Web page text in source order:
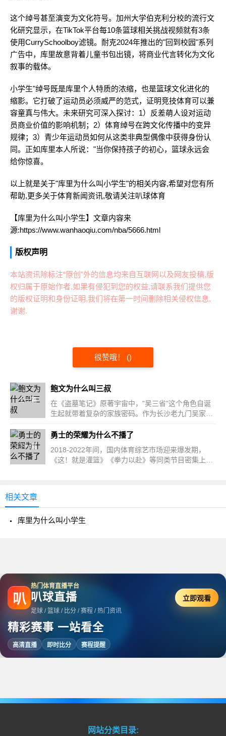
这个绰号甚至演变为文化符号。加州大学伯克利分校的流行文
化研究显示，在TikTok平台每10条篮球相关挑战视频就有3条
使用CurrySchoolboy滤镜。耐克2024年推出的"回到校园"系列
广告中，库里故意背着儿童书包出镜，将商业代言转化为文化
叙事的载体。
小学生"绰号既是库里个人特质的浓缩，也是篮球文化进化的
缩影。它打破了运动员必须威严的范式，证明竞技体育可以兼
容童真与伟大。未来研究可深入探讨：1）反差萌人设对运动
员商业价值的影响机制；2）体育绰号在跨文化传播中的变异
规律；3）青少年运动员如何从这类非典型偶像中获得身份认
同。正如库里本人所说："当你保持孩子的初心，篮球永远会
给你惊喜。
以上就是关于"库里为什么叫小学生"的相关内容,希望对您有所
帮助,更多关于体育新闻资讯,敬请关注叭球体育
【库里为什么叫小学生】文章内容来
源:https://www.wanhaoqiu.com/nba/5666.html
版权声明
本站资讯除标注“原创”外的信息均来自互联网以及网友投稿,版
权归属于原始作者,如果有侵犯到您的权益,请联系我们提供您
的版权证明和身份证明,我们将在第一时间删除相关侵权信息,
谢谢.
很赞哦！ ()
上一篇
鲍文为什么叫三叔
在《盗墓笔记》原著宇宙中，"吴三省"这个角色自诞
生起就带着复杂的家族密码。作为长沙老九门吴家的
下一篇
勇士的荣耀为什么不播了
2018-2022年间，国内体育综艺市场迎来爆发期，
《这！就是灌篮》《拳力以赴》等同类节目密集上
相关文章
库里为什么叫小学生
叭
热门体育直播平台
叭球直播
足球 / 篮球 / 比分 / 赛程 / 热门资讯
精彩赛事 一站看全
高清直播 即时比分 赛程提醒
立即观看
网站分类目录: